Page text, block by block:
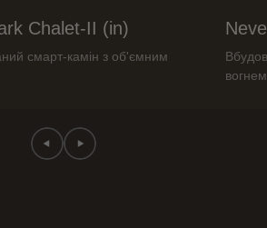
Chalet-II (in)
смарт-камін з об'ємним
вогнем